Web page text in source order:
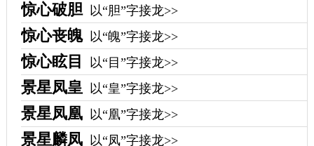
惊心破胆 以“胆”字接龙>>
惊心丧魄 以“魄”字接龙>>
惊心眩目 以“目”字接龙>>
景星凤皇 以“皇”字接龙>>
景星凤凰 以“凰”字接龙>>
景星麟凤 以“凤”字接龙>>